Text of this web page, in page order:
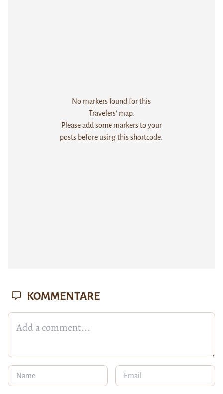
No markers found for this
Travelers' map.
Please add some markers to your
posts before using this shortcode.
KOMMENTARE